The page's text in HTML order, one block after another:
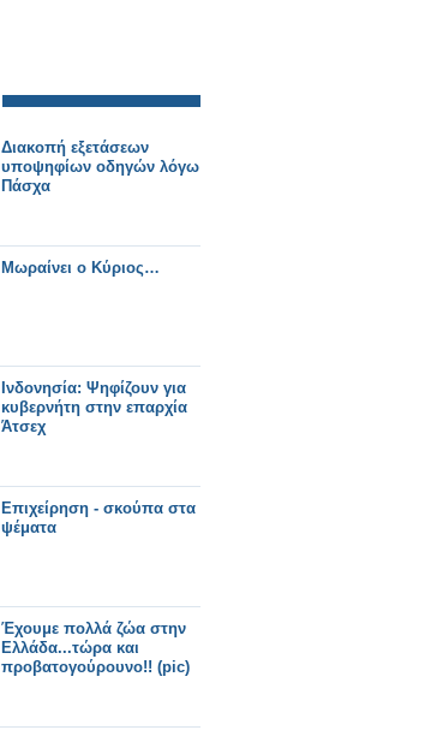
Διακοπή εξετάσεων
υποψηφίων οδηγών λόγω
Πάσχα
Μωραίνει ο Κύριος…
Ινδονησία: Ψηφίζουν για
κυβερνήτη στην επαρχία
Άτσεχ
Επιχείρηση - σκούπα στα
ψέματα
Έχουμε πολλά ζώα στην
Ελλάδα...τώρα και
προβατογούρουνο!! (pic)